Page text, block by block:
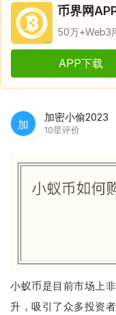
币界网
50万+Web3
APP下载
加 加密小偷2023
10星评价
小蚁币是目前市场上
升，吸引了众多投资